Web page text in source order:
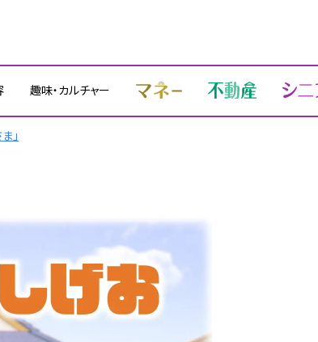
趣味・カルチャー
」